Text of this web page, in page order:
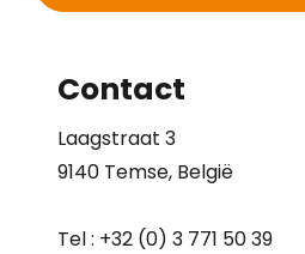
Contact
Laagstraat 3
9140 Temse, België
Tel : +32 (0) 3 771 50 39